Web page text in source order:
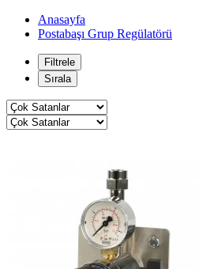
Anasayfa
Postabaşı Grup Regülatörü
Filtrele
Sırala